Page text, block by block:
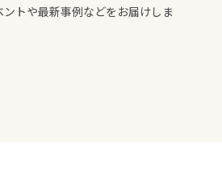
トや最新事例などをお届けしま